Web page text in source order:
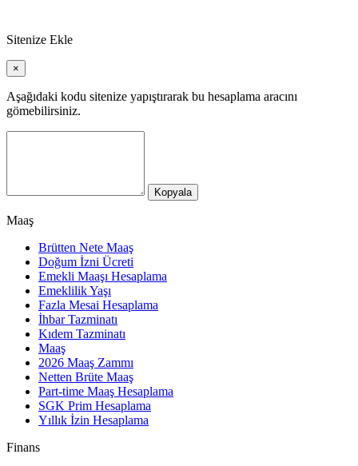
Sitenize Ekle
×
Aşağıdaki kodu sitenize yapıştırarak bu hesaplama aracını
gömebilirsiniz.
Kopyala
Maaş
Brütten Nete Maaş
Doğum İzni Ücreti
Emekli Maaşı Hesaplama
Emeklilik Yaşı
Fazla Mesai Hesaplama
İhbar Tazminatı
Kıdem Tazminatı
Maaş
2026 Maaş Zammı
Netten Brüte Maaş
Part-time Maaş Hesaplama
SGK Prim Hesaplama
Yıllık İzin Hesaplama
Finans